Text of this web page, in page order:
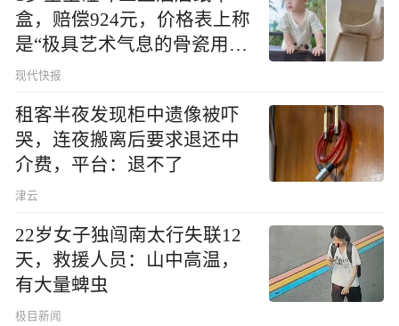
盒，赔偿924元，价格表上称
是“极具艺术气息的骨瓷用
品”
现代快报
租客半夜发现柜中遗像被吓
哭，连夜搬离后要求退还中
介费，平台：退不了
津云
22岁女子独闯南太行失联12
天，救援人员：山中高温，
有大量蜱虫
极目新闻